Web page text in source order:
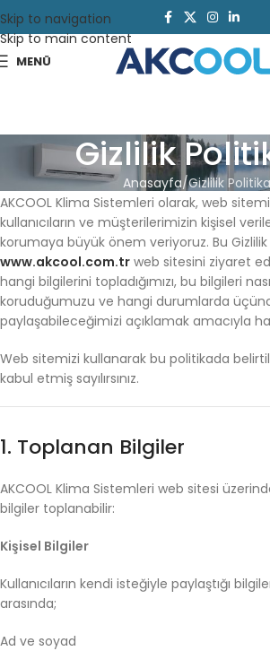
Skip to navigation
Skip to main content
MENÜ
Gizlilik
Anasayfa Gizlilik
AKCOOL Klima Sistemleri olarak, web
kullanıcıların ve müşterilerimizin kişisel
korumaya büyük önem veriyoruz. Bu Gizlilik
www.akcool.com.tr web sitesini ziyaret
hangi bilgilerini topladığımızı, bu bilgileri
koruduğumuzu ve hangi durumlarda
paylaşabileceğimizi açıklamak amacıyla
Web sitemizi kullanarak bu politikada
kabul etmiş sayılırsınız.
1. Toplanan Bilgiler
AKCOOL Klima Sistemleri web sitesi
bilgiler toplanabilir:
Kişisel Bilgiler
Kullanıcıların kendi isteğiyle paylaştığı
arasında;
Ad ve soyad